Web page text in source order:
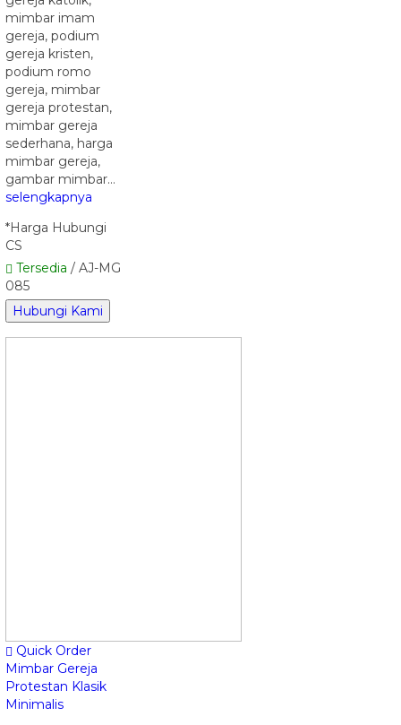
mimbar imam
gereja, podium
gereja kristen,
podium romo
gereja, mimbar
gereja protestan,
mimbar gereja
sederhana, harga
mimbar gereja,
gambar mimbar…
selengkapnya
*Harga Hubungi
CS
Tersedia / AJ-MG
085
Hubungi Kami
Quick Order
Mimbar Gereja
Protestan Klasik
Minimalis